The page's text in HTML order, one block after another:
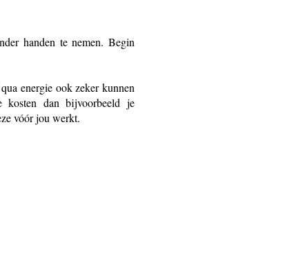
handen te nemen. Begin
energie ook zeker kunnen
kosten dan bijvoorbeeld je
vóór jou werkt.